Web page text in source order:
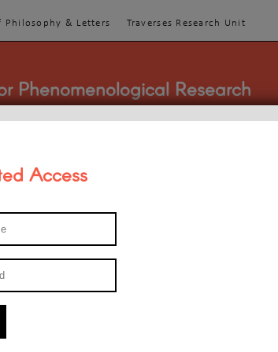
Philosophy & Letters Traverses Research Unit
Phenomenological Research
Access